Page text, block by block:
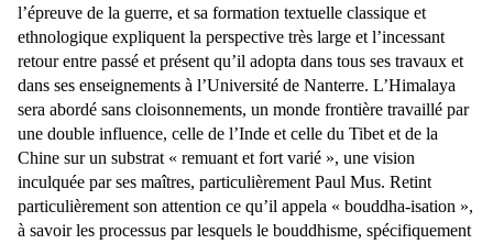
l’épreuve de la guerre, et sa formation textuelle classique et
ethnologique expliquent la perspective très large et l’incessant
retour entre passé et présent qu’il adopta dans tous ses travaux et
dans ses enseignements à l’Université de Nanterre. L’Himalaya
sera abordé sans cloisonnements, un monde frontière travaillé par
une double influence, celle de l’Inde et celle du Tibet et de la
Chine sur un substrat « remuant et fort varié », une vision
inculquée par ses maîtres, particulièrement Paul Mus. Retint
particulièrement son attention ce qu’il appela « bouddha-isation »,
à savoir les processus par lesquels le bouddhisme, spécifiquement